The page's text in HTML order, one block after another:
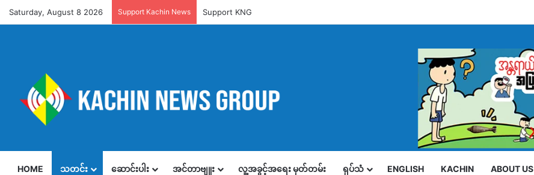
Saturday, August 8 2026 Support Kachin News Support KNG
HOME သတင်း ဆောင်းပါး အင်တာဗျူး လူ့အခွင့်အရေး မှတ်တမ်း ရုပ်သံ ENGLISH KACHIN ABOUT US